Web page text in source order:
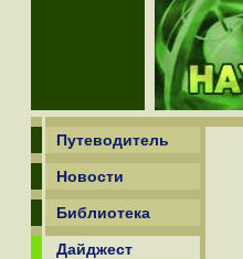
Путеводитель
Новости
Библиотека
Дайджест